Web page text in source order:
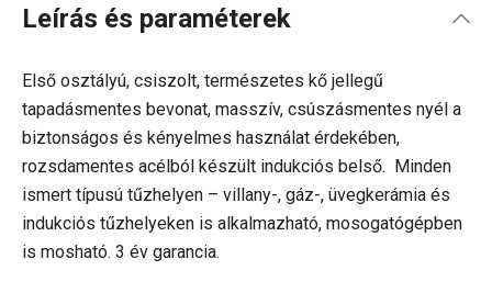
Leírás és paraméterek
Első osztályú, csiszolt, természetes kő jellegű
tapadásmentes bevonat, masszív, csúszásmentes nyél a
biztonságos és kényelmes használat érdekében,
rozsdamentes acélból készült indukciós belső. Minden
ismert típusú tűzhelyen – villany-, gáz-, üvegkerámia és
indukciós tűzhelyeken is alkalmazható, mosogatógépben
is mosható. 3 év garancia.